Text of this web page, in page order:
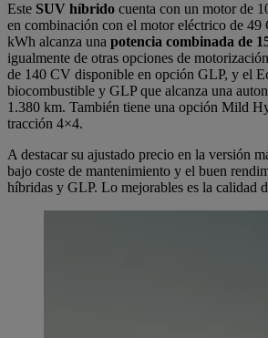
Este SUV híbrido cuenta con un motor de
en combinación con el motor eléctrico de
kWh alcanza una potencia combinada de
igualmente de otras opciones de
de 140 CV disponible en opción GLP, y el
biocombustible y GLP que alcanza una
1.380 km. También tiene una opción Mild
tracción 4×4.
A destacar su ajustado precio en la versión
bajo coste de mantenimiento y el buen
híbridas y GLP. Lo mejorables es la calidad